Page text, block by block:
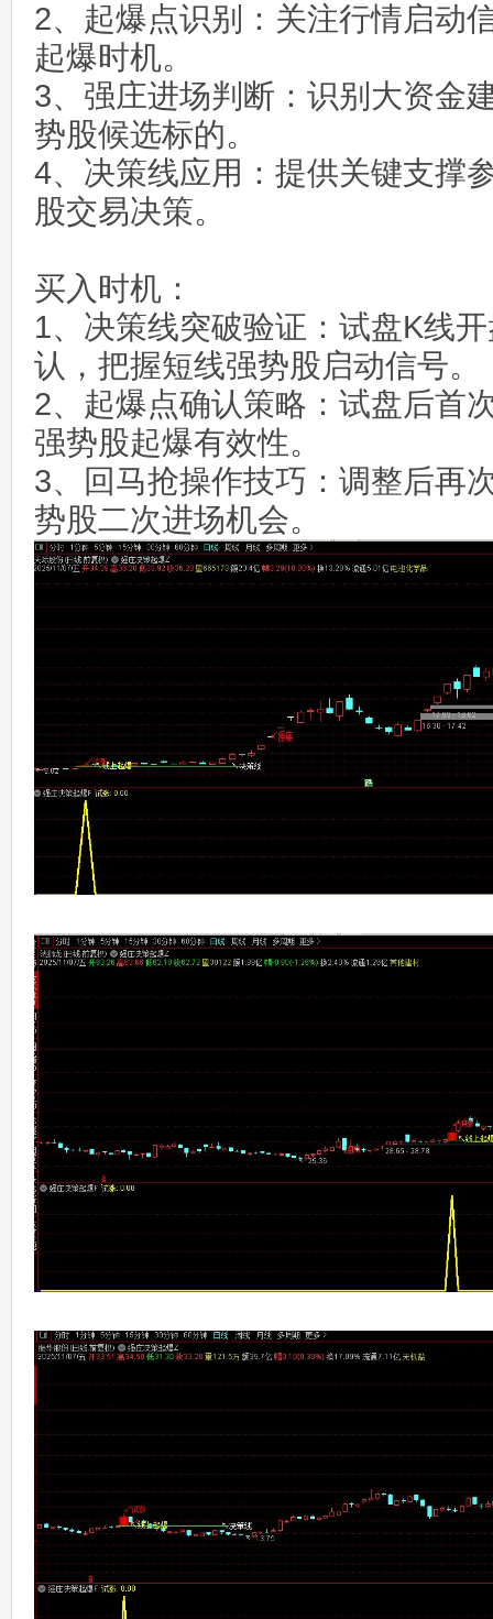
2、起爆点识别：关注行情启动
起爆时机。
3、强庄进场判断：识别大资金
势股候选标的。
4、决策线应用：提供关键支撑
股交易决策。
买入时机：
1、决策线突破验证：试盘K线
认，把握短线强势股启动信号。
2、起爆点确认策略：试盘后首
强势股起爆有效性。
3、回马抢操作技巧：调整后再
势股二次进场机会。